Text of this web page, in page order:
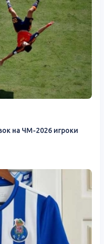
на ЧМ-2026 игроки